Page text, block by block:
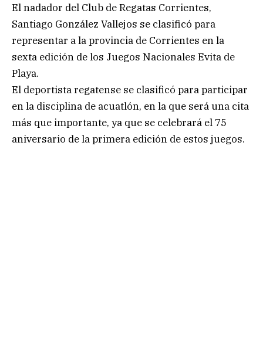
El nadador del Club de Regatas Corrientes,
Santiago González Vallejos se clasificó para
representar a la provincia de Corrientes en la
sexta edición de los Juegos Nacionales Evita de
Playa.
El deportista regatense se clasificó para participar
en la disciplina de acuatlón, en la que será una cita
más que importante, ya que se celebrará el 75
aniversario de la primera edición de estos juegos.